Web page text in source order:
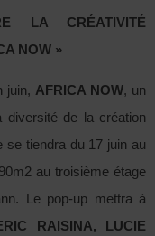
LA CRÉATIVITÉ
NOW »
juin, AFRICA NOW, un
diversité de la création
se tiendra du 17 juin au
au troisième étage
Le pop-up mettra à
RAISINA, LUCIE